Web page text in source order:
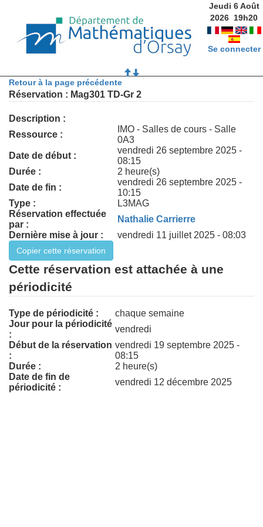
Jeudi 6 Août
2026 19h20
Se connecter
Retour à la page précédente
Réservation : Mag301 TD-Gr 2
Description :
Ressource :
IMO - Salles de cours - Salle
0A3
Date de début :
vendredi 26 septembre 2025 -
08:15
Durée :
2 heure(s)
Date de fin :
vendredi 26 septembre 2025 -
10:15
Type :
L3MAG
Réservation effectuée
par :
Nathalie Carrierre
Dernière mise à jour :
vendredi 11 juillet 2025 - 08:03
Cette réservation est attachée à une
périodicité
Type de périodicité :
chaque semaine
Jour pour la périodicité
:
vendredi
Début de la réservation
:
vendredi 19 septembre 2025 -
08:15
Durée :
2 heure(s)
Date de fin de
périodicité :
vendredi 12 décembre 2025